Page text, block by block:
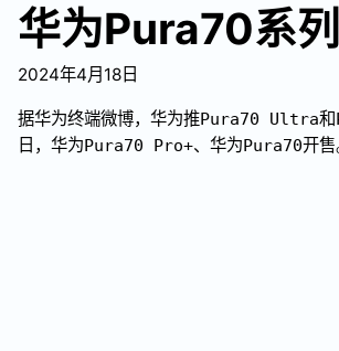
华为Pura70系
2024年4月18日
据华为终端微博，华为推Pura70 Ultra
日，华为Pura70 Pro+、华为Pura70开售